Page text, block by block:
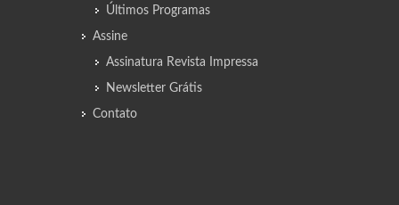
Últimos Programas
Assine
Assinatura Revista Impressa
Newsletter Grátis
Contato